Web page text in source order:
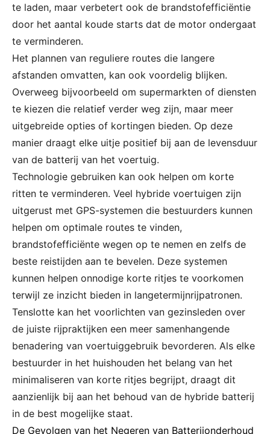
te laden, maar verbetert ook de brandstofefficiëntie
door het aantal koude starts dat de motor ondergaat
te verminderen.
Het plannen van reguliere routes die langere
afstanden omvatten, kan ook voordelig blijken.
Overweeg bijvoorbeeld om supermarkten of diensten
te kiezen die relatief verder weg zijn, maar meer
uitgebreide opties of kortingen bieden. Op deze
manier draagt elke uitje positief bij aan de levensduur
van de batterij van het voertuig.
Technologie gebruiken kan ook helpen om korte
ritten te verminderen. Veel hybride voertuigen zijn
uitgerust met GPS-systemen die bestuurders kunnen
helpen om optimale routes te vinden,
brandstofefficiënte wegen op te nemen en zelfs de
beste reistijden aan te bevelen. Deze systemen
kunnen helpen onnodige korte ritjes te voorkomen
terwijl ze inzicht bieden in langetermijnrijpatronen.
Tenslotte kan het voorlichten van gezinsleden over
de juiste rijpraktijken een meer samenhangende
benadering van voertuiggebruik bevorderen. Als elke
bestuurder in het huishouden het belang van het
minimaliseren van korte ritjes begrijpt, draagt dit
aanzienlijk bij aan het behoud van de hybride batterij
in de best mogelijke staat.
De Gevolgen van het Negeren van Batterijonderhoud